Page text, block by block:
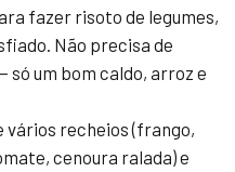
fazer risoto de legumes,
Não precisa de
um bom caldo, arroz e
vários recheios (frango,
cenoura ralada) e